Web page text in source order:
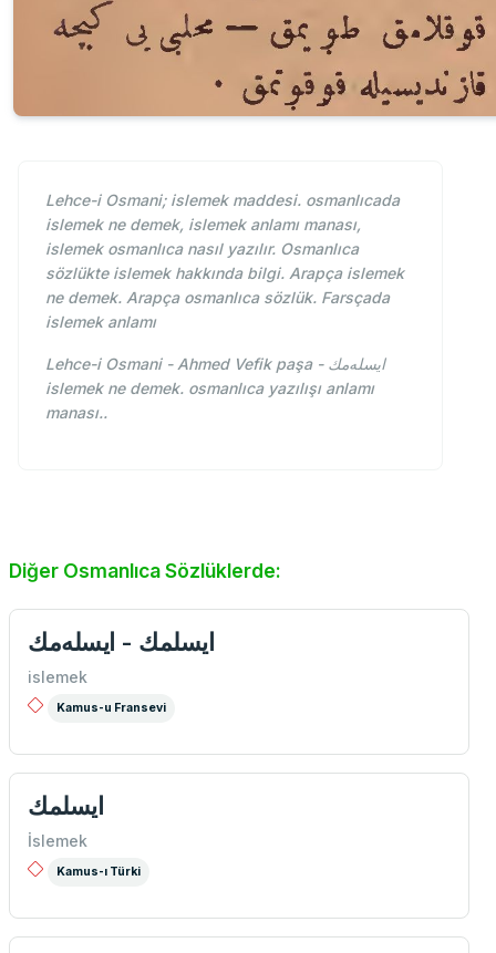
Lehce-i Osmani; islemek maddesi. osmanlıcada
islemek ne demek, islemek anlamı manası,
islemek osmanlıca nasıl yazılır. Osmanlıca
sözlükte islemek hakkında bilgi. Arapça islemek
ne demek. Arapça osmanlıca sözlük. Farsçada
islemek anlamı
Lehce-i Osmani - Ahmed Vefik paşa - ايسله‌مك
islemek ne demek. osmanlıca yazılışı anlamı
manası..
Diğer Osmanlıca Sözlüklerde:
ايسلمك - ايسله‌مك
islemek
Kamus-u Fransevi
ايسلمك
İslemek
Kamus-ı Türki